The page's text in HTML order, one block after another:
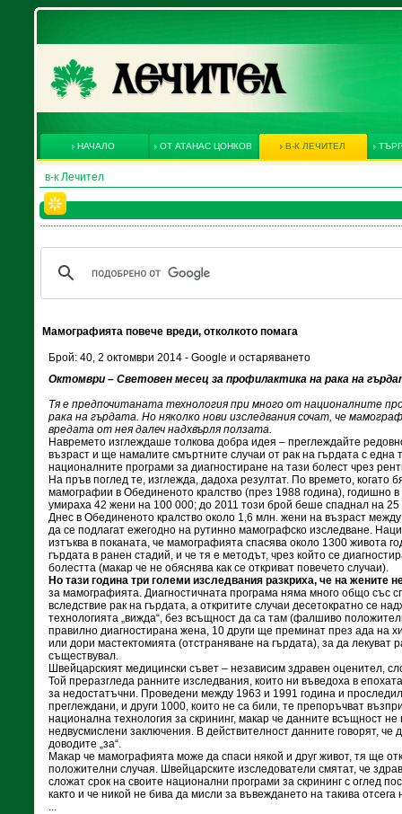
НАЧАЛО ОТ АТАНАС ЦОНКОВ В-К ЛЕЧИТЕЛ
в-к Лечител
Мамографията повече вреди, отколкото помага
Брой: 40, 2 октомври 2014 - Google и остаряването
Октомври – Световен месец за профилактика на рака на
Тя е предпочитаната технология при много от националните
рака на гърдата. Но няколко нови изследвания сочат, че
вредата от нея далеч надхвърля ползата.
Навремето изглеждаше толкова добра идея – преглеждайте
възраст и ще намалите смъртните случаи от рак на гърдата с една
националните програми за диагностиране на тази болест чрез
На пръв поглед те, изглежда, дадоха резултат. По времето, когато
мамографии в Обединеното кралство (през 1988 година), годишно в
умираха 42 жени на 100 000; до 2011 този брой беше спаднал на
Днес в Обединеното кралство около 1,6 млн. жени на възраст
да се подлагат ежегодно на рутинно мамографско изследване.
изтъква в поканата, че мамографията спасява около 1300 живота
гърдата в ранен стадий, и че тя е методът, чрез който се
болестта (макар че не обяснява как се откриват повечето случаи).
Но тази година три големи изследвания разкриха, че на жените
за мамографията. Диагностичната програма няма много общо със
вследствие рак на гърдата, а откритите случаи десетократно се
технологията „вижда“, без всъщност да са там (фалшиво
правилно диагностирана жена, 10 други ще преминат през ада на
или дори мастектомията (отстраняване на гърдата), за да лекуват
съществувал.
Швейцарският медицински съвет – независим здравен оценител,
Той преразгледа ранните изследвания, които ни въведоха в
за недостатъчни. Проведени между 1963 и 1991 година и
преглеждани, и други 1000, които не са били, те препоръчват
национална технология за скрининг, макар че данните всъщност
недвусмислени заключения. В действителност данните говорят, че
доводите „за“.
Макар че мамографията може да спаси някой и друг живот, тя ще
положителни случая. Швейцарските изследователи смятат, че
сложат срок на своите национални програми за скрининг с оглед
както и че никой не бива да мисли за въвеждането на такива отсега
...